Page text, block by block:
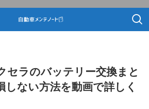
セラのバッテリー交換まと
しない方法を動画で詳しく